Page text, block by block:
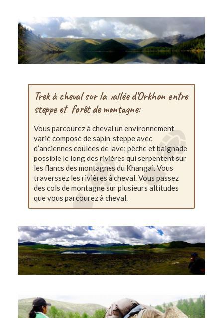
Trek à cheval sur la vallée d’Orkhon entre
steppe et forêt de montagne:
Vous parcourez à cheval un environnement
varié composé de sapin, steppe avec
d’anciennes coulées de lave; pêche et baignade
possible le long des rivières qui serpentent sur
les flancs des montagnes du Khangai. Vous
traverssez les rivières à cheval. Vous passez
des cols de montagne sur plusieurs altitudes
que vous parcourez à cheval.